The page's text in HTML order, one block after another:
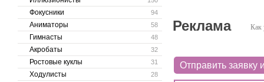
94
Фокусники
58
Аниматоры
48
Гимнасты
32
Акробаты
31
Ростовые куклы
28
Ходулисты
Как
Реклама
Отправить заявку